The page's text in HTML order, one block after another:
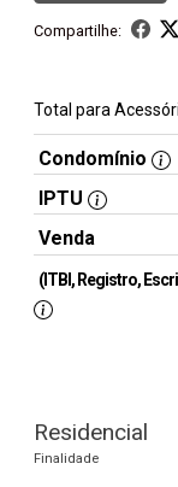
Compartilhe:
Total para
Condomínio
IPTU
Venda
(ITBI, Registro,
Residencial
Finalidade